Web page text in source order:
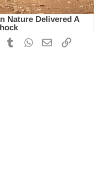
PinterestTumblrWhatsApp
EmailLink